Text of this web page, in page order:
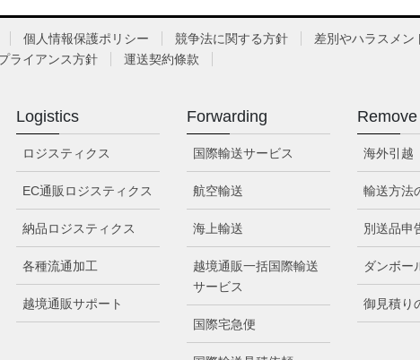
個人情報保護ポリシー 競争法に関する方針
差別やハラスメン
ライアンス方針
運送契約條款
Logistics
ロジスティクス
EC通販ロジスティクス
納品ロジスティクス
各種流通加工
越境通販サポート
Forwarding
国際輸送サービス
航空輸送
海上輸送
越境通販一括国際輸送
サービス
国際宅急便
Remove
海外引越
輸送方法
別送品申
ダンボー
御見積り